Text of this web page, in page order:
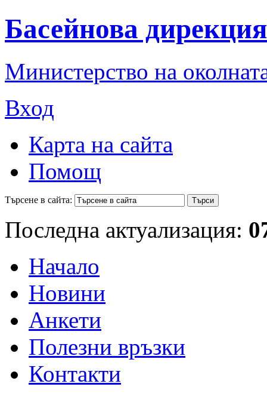
Басейнова
Министерство на
Вход
Карта на сайта
Помощ
Търсене в сайта:
Последна актуализация:
Начало
Новини
Анкети
Полезни връзки
Контакти